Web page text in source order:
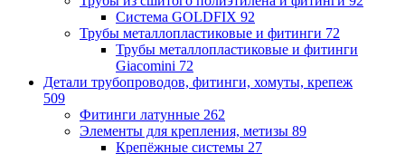
Система GOLDFIX 92
Трубы металлопластиковые и фитинги 72
Трубы металлопластиковые и фитинги
Giacomini 72
Детали трубопроводов, фитинги, хомуты, крепеж
509
Фитинги латунные 262
Элементы для крепления, метизы 89
Крепёжные системы 27